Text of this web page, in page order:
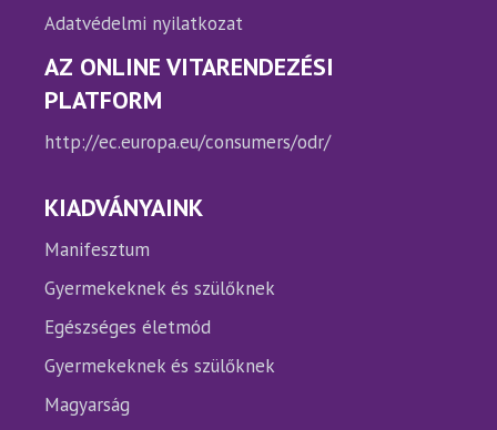
Adatvédelmi nyilatkozat
AZ ONLINE VITARENDEZÉSI
PLATFORM
http://ec.europa.eu/consumers/odr/
KIADVÁNYAINK
Manifesztum
Gyermekeknek és szülőknek
Egészséges életmód
Gyermekeknek és szülőknek
Magyarság